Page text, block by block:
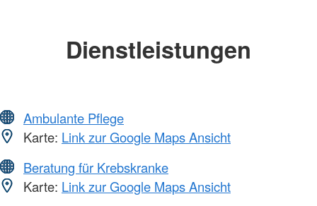
Dienstleistungen
Ambulante Pflege
Karte: Link zur Google Maps Ansicht
Beratung für Krebskranke
Karte: Link zur Google Maps Ansicht